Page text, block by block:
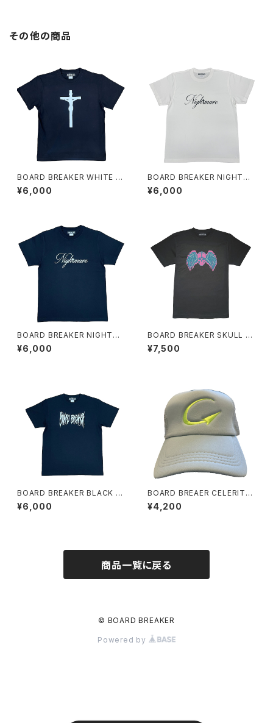
その他の商品
BOARD BREAKER WHITE C
ROSS TEE
¥6,000
BOARD BREAKER NIGHTMA
RE WHITE TEE
¥6,000
BOARD BREAKER NIGHTMA
RE TEE
¥6,000
BOARD BREAKER SKULL FE
ATHER BLACK TEE
¥7,500
BOARD BREAKER BLACK T
EE
¥6,000
BOARD BREAER CELERITY
TRUCKER CAP GRAY LIME
GEEN
¥4,200
商品一覧に戻る
© BOARD BREAKER
Powered by